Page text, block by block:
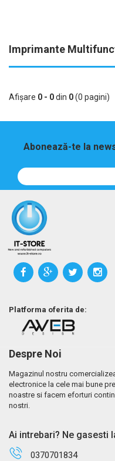
Imprimante
Afişare 0 - 0din 0(0 pagini)
Abonează-te la
Platforma oferita de:
Despre Noi
Magazinul nostru
electronice la cele mai bune
noastre si facem eforturi
nostri.
Ai intrebari? Ne gasesti
0370701834